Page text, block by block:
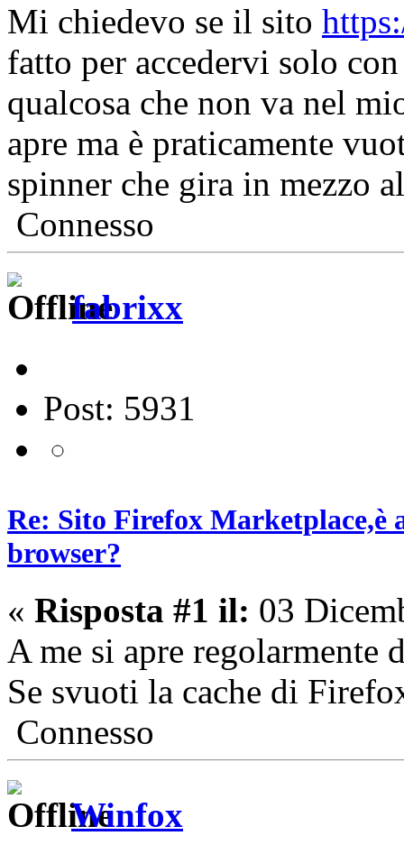
Mi chiedevo se il sito
fatto per accedervi solo
qualcosa che non va nel
apre ma è praticamente
spinner che gira in mezzo
Connesso
fabrixx
Post: 5931
Re: Sito Firefox Marketplace,è
browser?
« Risposta #1 il: 03
A me si apre regolarmente
Se svuoti la cache di
Connesso
Winfox